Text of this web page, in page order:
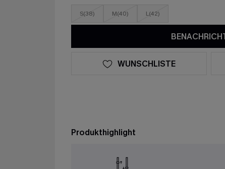
S(38) M(40) L(42)
WUNSCHLISTE
Produkthighlight